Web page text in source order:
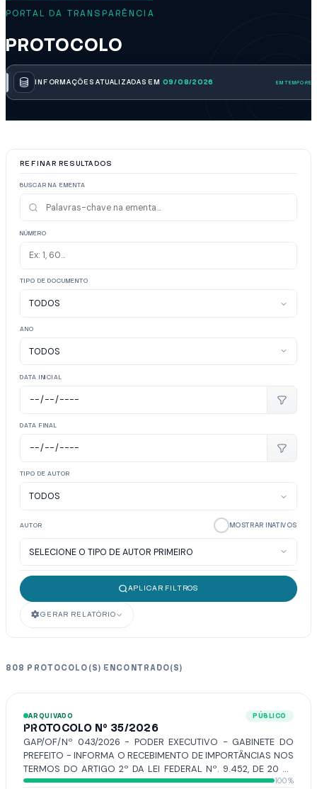
PORTAL DA TRANSPARÊNCIA
PROTOCOLO
INFORMAÇÕES ATUALIZADAS EM 09/08/2026
REFINAR RESULTADOS
BUSCAR NA EMENTA
NÚMERO
TIPO DE DOCUMENTO
ANO
DATA INICIAL
DATA FINAL
TIPO DE AUTOR
AUTOR MOSTRAR INATIVOS
APLICAR FILTROS
GERAR RELATÓRIO
808 PROTOCOLO(S) ENCONTRADO(S)
ARQUIVADO PÚBLICO
PROTOCOLO Nº 35/2026
GAP/OF/Nº 043/2026 - PODER EXECUTIVO - GABINETE DO
PREFEITO - INFORMA O RECEBIMENTO DE IMPORTÂNCIAS NOS
TERMOS DO ARTIGO 2º DA LEI FEDERAL Nº. 9.452, DE 20 DE
MARÇO DE 1997.
100%